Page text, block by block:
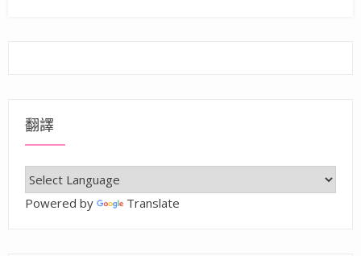
翻譯
Powered by Translate